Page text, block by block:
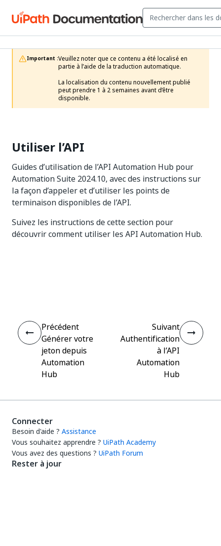
Important :Veuillez noter que ce contenu a été localisé en
partie à l’aide de la traduction automatique.
La localisation du contenu nouvellement publié
peut prendre 1 à 2 semaines avant d’être
disponible.
Utiliser l’API
Guides d’utilisation de l’API Automation Hub pour
Automation Suite 2024.10, avec des instructions sur
la façon d’appeler et d’utiliser les points de
terminaison disponibles de l’API.
Suivez les instructions de cette section pour
découvrir comment utiliser les API Automation Hub.
Précédent
Générer votre
jeton depuis
Automation
Hub
Suivant
Authentification
à l’API
Automation
Hub
Connecter
Besoin d'aide ? Assistance
Vous souhaitez apprendre ? UiPath Academy
Vous avez des questions ? UiPath Forum
Rester à jour